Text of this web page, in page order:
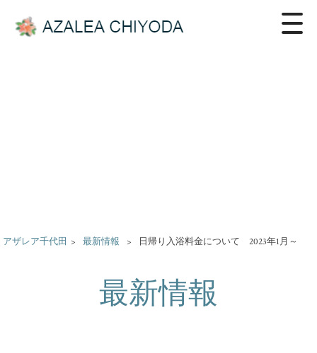
アザレア千代田 > 最新情報 > 日帰り入浴料金について 2023年1月～
最新情報